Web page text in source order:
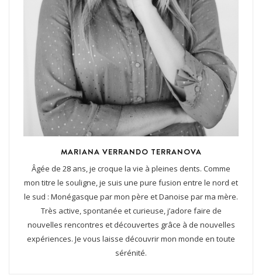
MARIANA VERRANDO TERRANOVA
Âgée de 28 ans, je croque la vie à pleines dents. Comme
mon titre le souligne, je suis une pure fusion entre le nord et
le sud : Monégasque par mon père et Danoise par ma mère.
Très active, spontanée et curieuse, j’adore faire de
nouvelles rencontres et découvertes grâce à de nouvelles
expériences. Je vous laisse découvrir mon monde en toute
sérénité.